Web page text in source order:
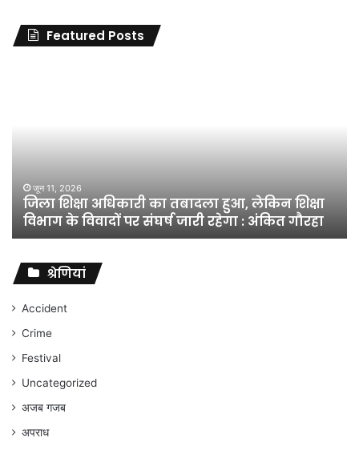
Featured Posts
शिक्षा
विभाग
विवादों
संघर्ष
जारी
रहेगा
अंकित
गौरहा
जून 11, 2026
जिला शिक्षा अधिकारी का तबादला हुआ, लेकिन शिक्षा
विभाग के विवादों पर संघर्ष जारी रहेगा : अंकित गौरहा
श्रेणियां
Accident
Crime
Festival
Uncategorized
अजब गजब
अपराध